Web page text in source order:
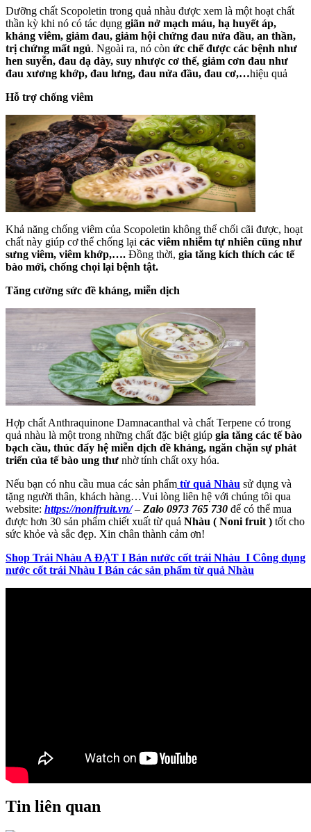
Dưỡng chất Scopoletin trong quả nhàu được xem là một hoạt chất
thần kỳ khi nó có tác dụng giãn nở mạch máu, hạ huyết áp,
kháng viêm, giảm đau, giảm hội chứng đau nửa đầu, an thần,
trị chứng mất ngủ. Ngoài ra, nó còn ức chế được các bệnh như
hen suyễn, đau dạ dày, suy nhược cơ thể, giảm cơn đau như
đau xương khớp, đau lưng, đau nửa đầu, đau cơ,…hiệu quả
Hỗ trợ chống viêm
Khả năng chống viêm của Scopoletin không thể chối cãi được, hoạt
chất này giúp cơ thể chống lại các viêm nhiễm tự nhiên cũng như
sưng viêm, viêm khớp,…. Đồng thời, gia tăng kích thích các tế
bào mới, chống chọi lại bệnh tật.
Tăng cường sức đề kháng, miễn dịch
Hợp chất Anthraquinone Damnacanthal và chất Terpene có trong
quả nhàu là một trong những chất đặc biệt giúp gia tăng các tế bào
bạch cầu, thúc đẩy hệ miễn dịch đề kháng, ngăn chặn sự phát
triển của tế bào ung thư nhờ tính chất oxy hóa.
Nếu bạn có nhu cầu mua các sản phẩm từ quả Nhàu sử dụng và
tặng người thân, khách hàng…Vui lòng liên hệ với chúng tôi qua
website: https://nonifruit.vn/– Zalo 0973 765 730 để có thể mua
được hơn 30 sản phẩm chiết xuất từ quả Nhàu ( Noni fruit ) tốt cho
sức khỏe và sắc đẹp. Xin chân thành cảm ơn!
Shop Trái Nhàu A ĐẠT I Bán nước cốt trái Nhàu I Công dụng
nước cốt trái Nhàu I Bán các sản phẩm từ quả Nhàu
Tin liên quan